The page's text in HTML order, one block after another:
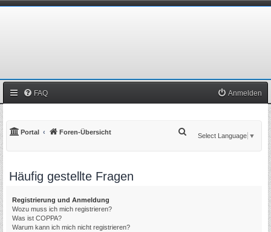
FAQ Anmelden
Portal Foren-Übersicht
Select Language ▼
Häufig gestellte Fragen
Registrierung und Anmeldung
Wozu muss ich mich registrieren?
Was ist COPPA?
Warum kann ich mich nicht registrieren?